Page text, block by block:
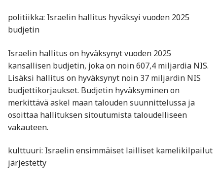
politiikka: Israelin hallitus hyväksyi vuoden 2025
budjetin
Israelin hallitus on hyväksynyt vuoden 2025
kansallisen budjetin, joka on noin 607,4 miljardia NIS.
Lisäksi hallitus on hyväksynyt noin 37 miljardin NIS
budjettikorjaukset. Budjetin hyväksyminen on
merkittävä askel maan talouden suunnittelussa ja
osoittaa hallituksen sitoutumista taloudelliseen
vakauteen.
kulttuuri: Israelin ensimmäiset lailliset kamelikilpailut
järjestetty